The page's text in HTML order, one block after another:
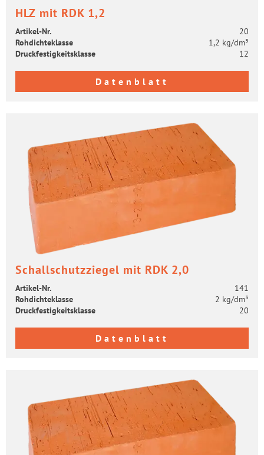
HLZ mit RDK 1,2
Artikel-​Nr.
20
Roh­dich­te­klas­se
1,2 kg/dm³
Druck­fes­tig­keits­klas­se
12
Datenblatt
Schall­schutz­zie­gel mit RDK 2,0
Artikel-​Nr.
141
Roh­dich­te­klas­se
2 kg/dm³
Druck­fes­tig­keits­klas­se
20
Datenblatt